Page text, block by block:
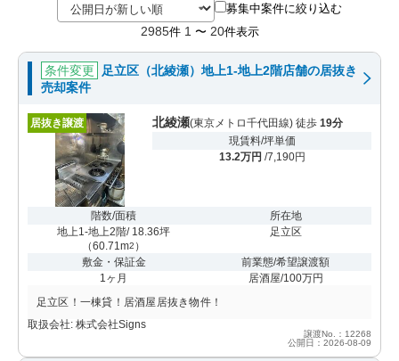
募集中案件に絞り込む
2985件 1 〜 20件表示
条件変更
足立区（北綾瀬）地上1-地上2階店舗の居抜き
売却案件
居抜き譲渡 北綾瀬(東京メトロ千代田線) 徒歩 19分
現賃料/坪単価
13.2万円 /7,190円
階数/面積
地上1-地上2階/ 18.36坪
（60.71m2 ）
所在地
足立区
敷金・保証金
1ヶ月
前業態/希望譲渡額
居酒屋/100万円
足立区！一棟貸！居酒屋居抜き物件！
取扱会社: 株式会社Signs
譲渡No.：12268
公開日：2026-08-09